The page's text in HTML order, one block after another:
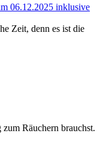
06.12.2025 inklusive
Zeit, denn es ist die
Räuchern brauchst.